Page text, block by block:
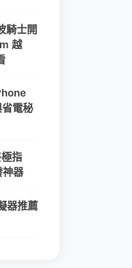
騎士開
越
電秘
指
神器
器推薦